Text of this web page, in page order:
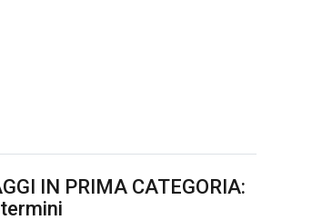
IN PRIMA CATEGORIA: